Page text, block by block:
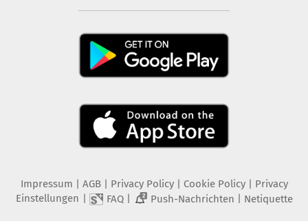
Impressum AGB Privacy Policy| Cookie Policy| Privacy
Einstellungen
FAQ| 2 Push-Nachrichten Netiquette